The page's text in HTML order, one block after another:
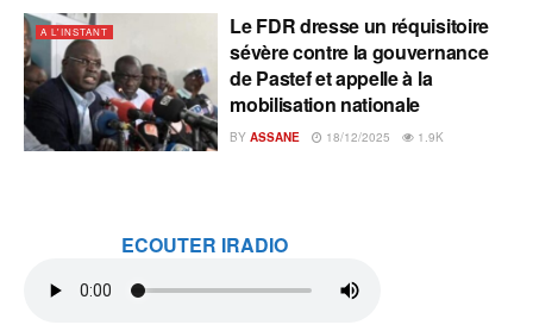
A L'INSTANT
Le FDR dresse un réquisitoire
sévère contre la gouvernance
de Pastef et appelle à la
mobilisation nationale
BY ASSANE 18/12/2025 1.9K
ECOUTER IRADIO